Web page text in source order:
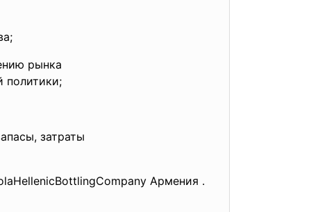
рынка
политики;
затраты
Армения .